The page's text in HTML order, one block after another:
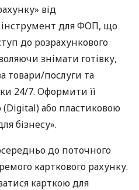
від
для ФОП, що
до розрахункового
знімати готівку,
товари/послуги та
24/7. Оформити її
або пластиковою
бізнесу».
до поточного
карткового рахунку.
карткою для